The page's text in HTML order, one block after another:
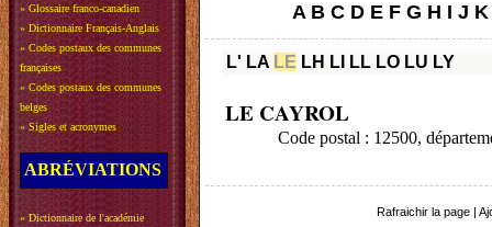
» Glossaire franco-canadien
» Dictionnaire Français-Anglais
» Codes postaux des communes
françaises
» Codes postaux des communes
belges
» Sigles et acronymes
ABRÉVIATIONS
» Dictionnaire de l'académie
A B C D E F G H I J K
L' LA LE LH LI LL LO LU LY
LE CAYROL
Code postal : 12500,
Rafraichir la page